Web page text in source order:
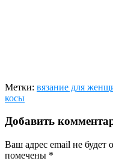
Метки: вязание для
косы
Добавить
Ваш адрес email не будет
помечены *